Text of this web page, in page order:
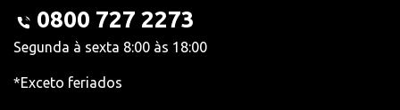
0800 727 2273
Segunda à sexta 8:00 às 18:00
*Exceto feriados